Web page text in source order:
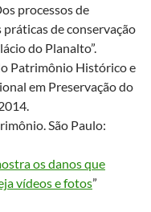
processos de
de conservação
do Planalto”.
Patrimônio Histórico e
em Preservação do
São Paulo:
os danos que
vídeos e fotos”